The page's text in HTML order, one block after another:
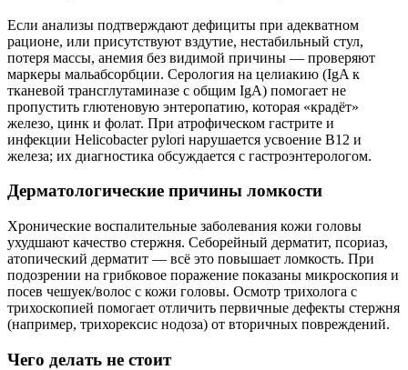
Если анализы подтверждают дефициты при адекватном
рационе, или присутствуют вздутие, нестабильный стул,
потеря массы, анемия без видимой причины — проверяют
маркеры мальабсорбции. Серология на целиакию (IgA к
тканевой трансглутаминазе с общим IgA) помогает не
пропустить глютеновую энтеропатию, которая «крадёт»
железо, цинк и фолат. При атрофическом гастрите и
инфекции Helicobacter pylori нарушается усвоение В12 и
железа; их диагностика обсуждается с гастроэнтерологом.
Дерматологические причины ломкости
Хронические воспалительные заболевания кожи головы
ухудшают качество стержня. Себорейный дерматит, псориаз,
атопический дерматит — всё это повышает ломкость. При
подозрении на грибковое поражение показаны микроскопия и
посев чешуек/волос с кожи головы. Осмотр трихолога с
трихоскопией помогает отличить первичные дефекты стержня
(например, трихорексис нодоза) от вторичных повреждений.
Чего делать не стоит